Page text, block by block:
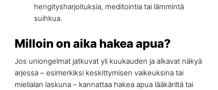
hengitysharjoituksia, meditointia tai lämmintä
suihkua.
Milloin on aika hakea apua?
Jos uniongelmat jatkuvat yli kuukauden ja alkavat näkyä
arjessa – esimerkiksi keskittymisen vaikeuksina tai
mielialan laskuna – kannattaa hakea apua lääkäriltä tai